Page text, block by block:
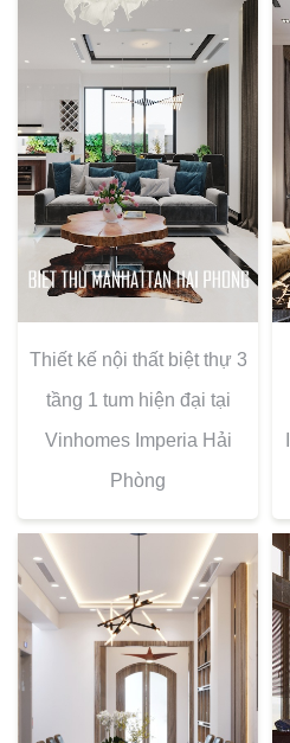
Thiết kế nội thất biệt thự 3
tầng 1 tum hiện đại tại
Vinhomes Imperia Hải
Phòng